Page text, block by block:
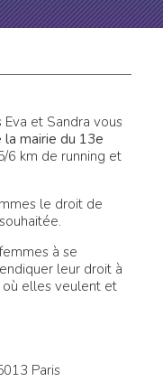
Eva et Sandra vous
mairie du 13e
6 km de running et
le droit de
à se
leur droit à
elles veulent et
Paris